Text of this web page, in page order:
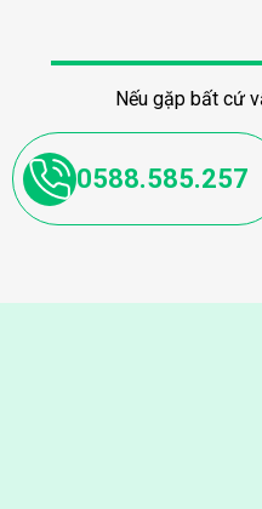
Nếu gặp bất cứ
0588.585.257